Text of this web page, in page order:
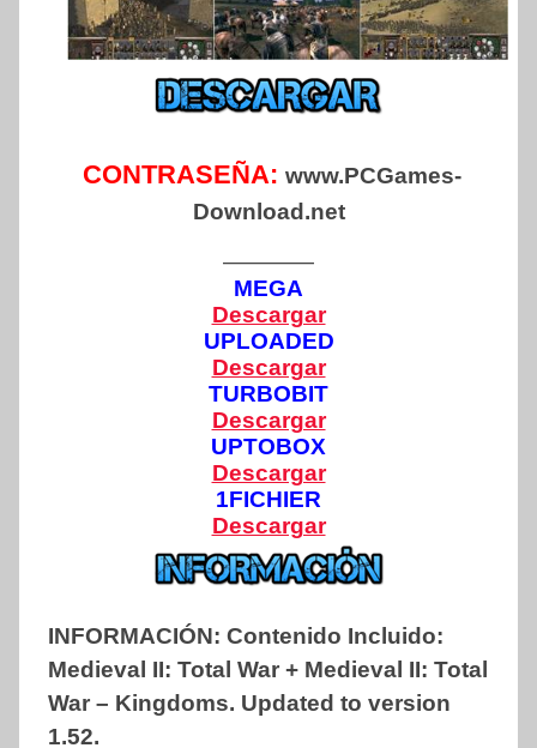
CONTRASEÑA: www.PCGames-
Download.net
————
MEGA
Descargar
UPLOADED
Descargar
TURBOBIT
Descargar
UPTOBOX
Descargar
1FICHIER
Descargar
INFORMACIÓN: Contenido Incluido:
Medieval II: Total War + Medieval II: Total
War – Kingdoms. Updated to version
1.52.